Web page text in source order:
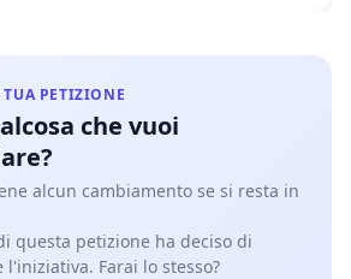
PETIZIONE
che vuoi
alcun cambiamento se si resta in
questa petizione ha deciso di
l'iniziativa. Farai lo stesso?